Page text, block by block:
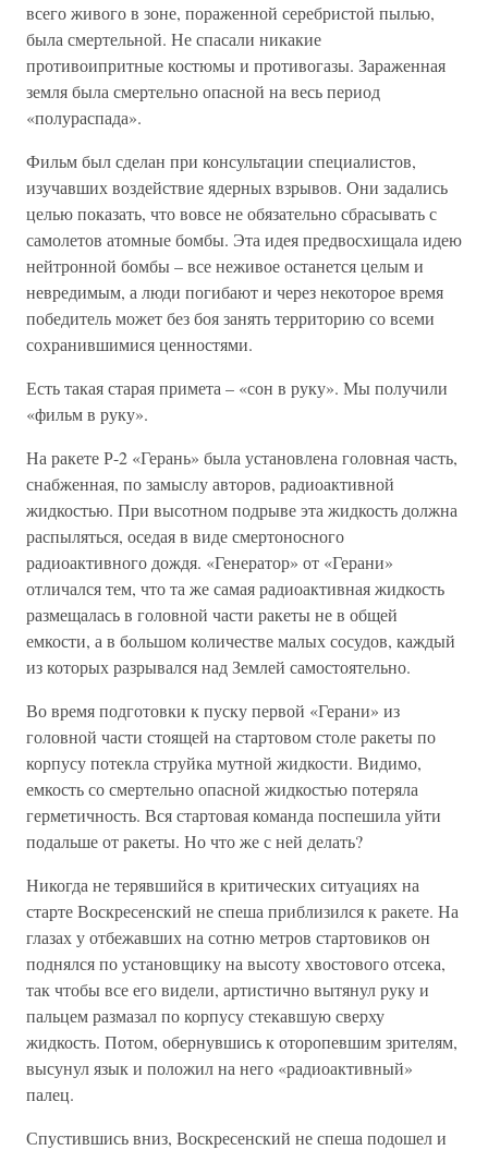
всего живого в зоне, пораженной серебристой пылью,
была смертельной. Не спасали никакие
противоипритные костюмы и противогазы. Зараженная
земля была смертельно опасной на весь период
«полураспада».
Фильм был сделан при консультации специалистов,
изучавших воздействие ядерных взрывов. Они задались
целью показать, что вовсе не обязательно сбрасывать с
самолетов атомные бомбы. Эта идея предвосхищала идею
нейтронной бомбы – все неживое останется целым и
невредимым, а люди погибают и через некоторое время
победитель может без боя занять территорию со всеми
сохранившимися ценностями.
Есть такая старая примета – «сон в руку». Мы получили
«фильм в руку».
На ракете Р-2 «Герань» была установлена головная часть,
снабженная, по замыслу авторов, радиоактивной
жидкостью. При высотном подрыве эта жидкость должна
распыляться, оседая в виде смертоносного
радиоактивного дождя. «Генератор» от «Герани»
отличался тем, что та же самая радиоактивная жидкость
размещалась в головной части ракеты не в общей
емкости, а в большом количестве малых сосудов, каждый
из которых разрывался над Землей самостоятельно.
Во время подготовки к пуску первой «Герани» из
головной части стоящей на стартовом столе ракеты по
корпусу потекла струйка мутной жидкости. Видимо,
емкость со смертельно опасной жидкостью потеряла
герметичность. Вся стартовая команда поспешила уйти
подальше от ракеты. Но что же с ней делать?
Никогда не терявшийся в критических ситуациях на
старте Воскресенский не спеша приблизился к ракете. На
глазах у отбежавших на сотню метров стартовиков он
поднялся по установщику на высоту хвостового отсека,
так чтобы все его видели, артистично вытянул руку и
пальцем размазал по корпусу стекавшую сверху
жидкость. Потом, обернувшись к оторопевшим зрителям,
высунул язык и положил на него «радиоактивный»
палец.
Спустившись вниз, Воскресенский не спеша подошел и